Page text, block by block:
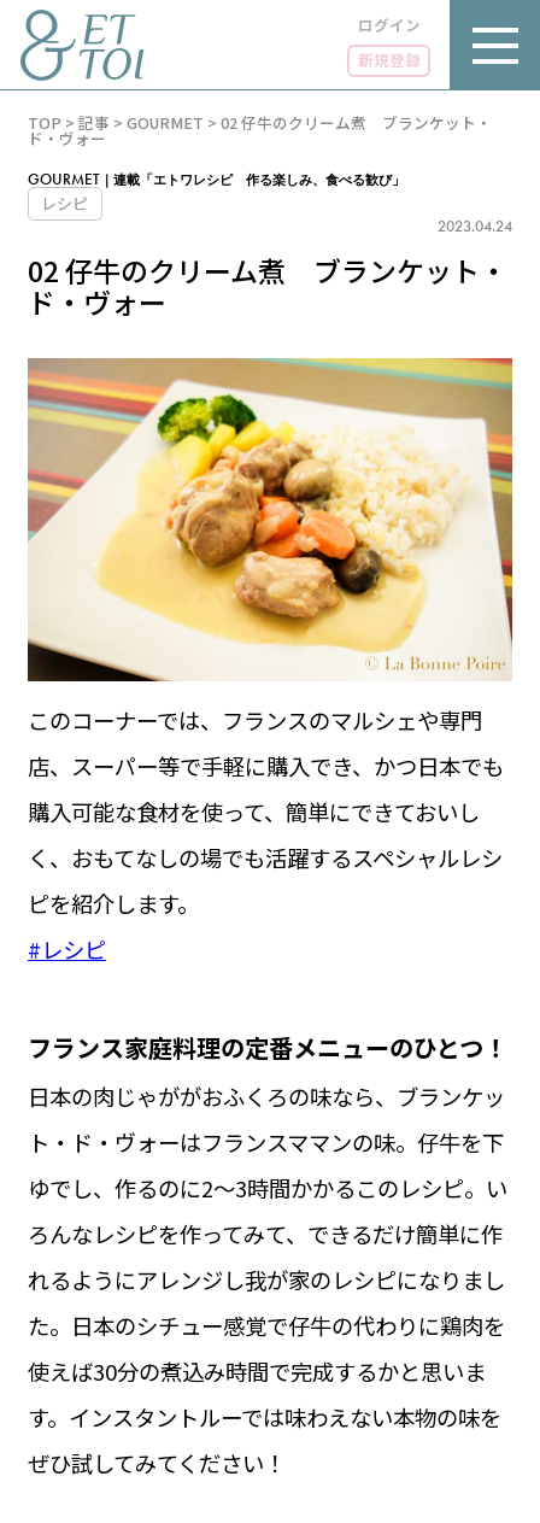
ログイン
新規登録
LUXE
リュクス
GOURMET
LIFE STYLE
ライフスタイル
BUSINESS
ビジネス・キャリア
INFOS PRATIQUES
フランス生活
TAG
タグ
#トゥールーズ Toulouse
#レンタカー
#フランス旅行
#パリ
#お土産 #トリビア
#データで読み解くフランス
#フランス郵便情報
#フランス交通機関
#求人
#カルカッソンヌ Carcassonne
#サステナブル
#フランス生活
#アルザス地方
#フランスの地方
#歴史
#お菓子
FR 17:57 ／ JP 00:57
1€＝182.07円
エトワとは
お問い合わせ
広告掲載
運営会社
サイトポリシー
TOP > 記事 > GOURMET > 02 仔牛のクリーム煮 ブランケット・
ド・ヴォー
GOURMET｜ 連載「エトワレシピ 作る楽しみ、食べる歓び」
2023.04.24
レシピ
02 仔牛のクリーム煮 ブランケット・
ド・ヴォー
このコーナーでは、フランスのマルシェや専門
店、スーパー等で手軽に購入でき、かつ日本でも
購入可能な食材を使って、簡単にできておいし
く、おもてなしの場でも活躍するスペシャルレシ
ピを紹介します。
#レシピ
フランス家庭料理の定番メニューのひとつ！
日本の肉じゃががおふくろの味なら、ブランケッ
ト・ド・ヴォーはフランスママンの味。仔牛を下
ゆでし、作るのに2〜3時間かかるこのレシピ。い
ろんなレシピを作ってみて、できるだけ簡単に作
れるようにアレンジし我が家のレシピになりまし
た。日本のシチュー感覚で仔牛の代わりに鶏肉を
使えば30分の煮込み時間で完成するかと思いま
す。インスタントルーでは味わえない本物の味を
ぜひ試してみてください！